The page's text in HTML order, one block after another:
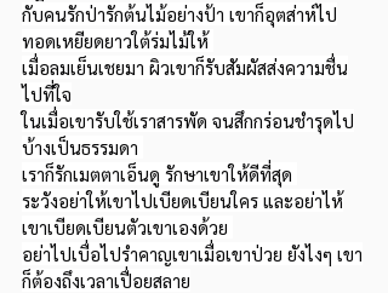
กับคนรักป่ารักต้นไม้อย่างป้า เขาก็อุตส่าห์ไป
ทอดเหยียดยาวใต้ร่มไม้ให้
เมื่อลมเย็นเชยมา ผิวเขาก็รับสัมผัสส่งความชื่น
ไปที่ใจ
ในเมื่อเขารับใช้เราสารพัด จนสึกกร่อนชำรุดไป
บ้างเป็นธรรมดา
เราก็รักเมตตาเอ็นดู รักษาเขาให้ดีที่สุด
ระวังอย่าให้เขาไปเบียดเบียนใคร และอย่าไห้
เขาเบียดเบียนตัวเขาเองด้วย
อย่าไปเบื่อไปรำคาญเขาเมื่อเขาป่วย ยังไงๆ เขา
ก็ต้องถึงเวลาเปื่อยสลาย